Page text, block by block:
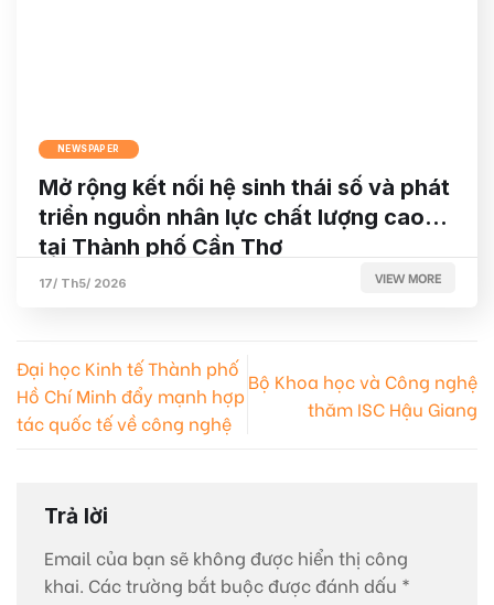
NEWSPAPER
Mở rộng kết nối hệ sinh thái số và phát
triển nguồn nhân lực chất lượng cao
tại Thành phố Cần Thơ
17/ Th5/ 2026 VIEW MORE
Đại học Kinh tế Thành phố
Hồ Chí Minh đẩy mạnh hợp
tác quốc tế về công nghệ
Bộ Khoa học và Công nghệ
thăm ISC Hậu Giang
Trả lời
Email của bạn sẽ không được hiển thị công
khai. Các trường bắt buộc được đánh dấu *